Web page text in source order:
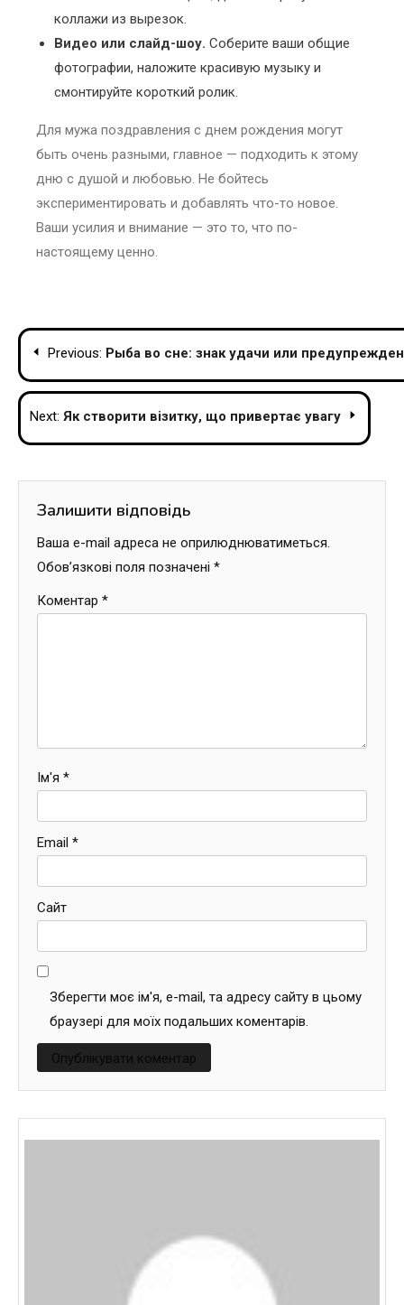
коллажи из вырезок.
Видео или слайд-шоу. Соберите ваши общие
фотографии, наложите красивую музыку и
смонтируйте короткий ролик.
Для мужа поздравления с днем рождения могут
быть очень разными, главное — подходить к этому
дню с душой и любовью. Не бойтесь
экспериментировать и добавлять что-то новое.
Ваши усилия и внимание — это то, что по-
настоящему ценно.
Навігація
записів
Previous: Рыба во сне: знак удачи или
Next: Як створити візитку, що привертає увагу
Залишити відповідь
Ваша e-mail адреса не оприлюднюватиметься.
Обов’язкові поля позначені *
Коментар *
Ім'я *
Email *
Сайт
Зберегти моє ім'я, e-mail, та адресу сайту в цьому
браузері для моїх подальших коментарів.